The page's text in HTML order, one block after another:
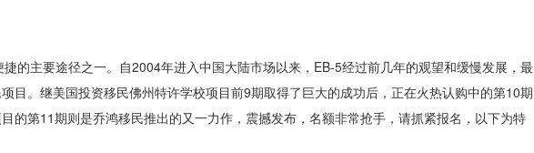
的主要途径之一。自2004年进入中国大陆市场以来，EB-5经过前几年的观望和缓慢发展，最
目。继美国投资移民佛州特许学校项目前9期取得了巨大的成功后，正在火热认购中的第10期
的第11期则是乔鸿移民推出的又一力作，震撼发布，名额非常抢手，请抓紧报名，以下为特